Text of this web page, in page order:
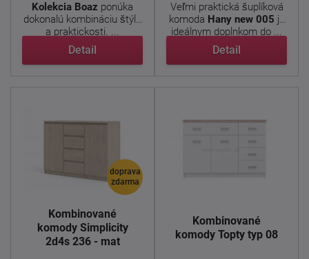
Kolekcia Boaz ponúka
dokonalú kombináciu štýlu
a praktickosti. ...
Detail
Veľmi praktická šuplíková
komoda Hany new 005 je
ideálnym doplnkom do ...
Detail
doprava
zdarma
Kombinované
komody Simplicity
2d4s 236 - mat
Kombinované
komody Topty typ 08